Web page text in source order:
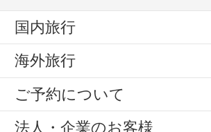
国内旅行
海外旅行
ご予約について
法人・企業のお客様